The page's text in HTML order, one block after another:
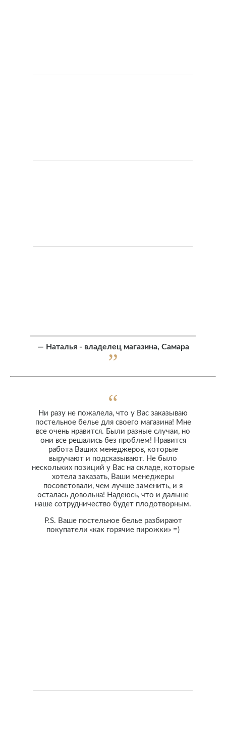
— Наталья - владелец магазина, Самара
Ни разу не пожалела, что у Вас заказываю
постельное белье для своего магазина! Мне
все очень нравится. Были разные случаи, но
они все решались без проблем! Нравится
работа Ваших менеджеров, которые
выручают и подсказывают. Не было
нескольких позиций у Вас на складе, которые
хотела заказать, Ваши менеджеры
посоветовали, чем лучше заменить, и я
осталась довольна! Надеюсь, что и дальше
наше сотрудничество будет плодотворным.
P.S. Ваше постельное белье разбирают
покупатели «как горячие пирожки» =)